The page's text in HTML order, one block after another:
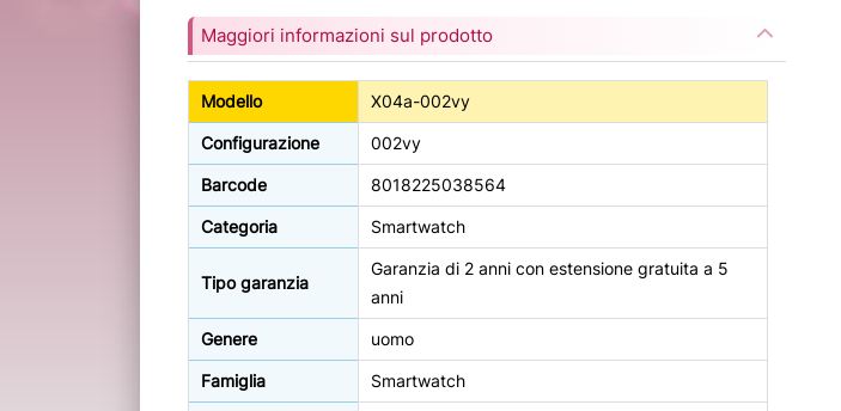
Maggiori informazioni sul prodotto
Modello X04a-002vy
Configurazione 002vy
Barcode 8018225038564
Categoria Smartwatch
Tipo garanzia
Garanzia di 2 anni con estensione gratuita a 5
anni
Genere uomo
Famiglia Smartwatch